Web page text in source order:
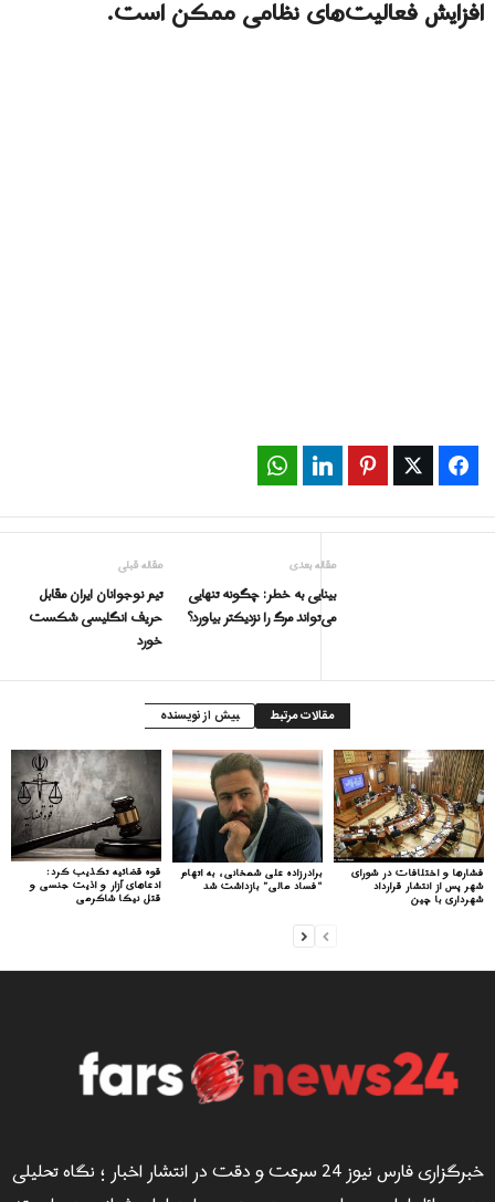
افزایش فعالیت‌های نظامی ممکن است.
Facebook
Twitter
Pinterest
LinkedIn
مقاله قبلی
تیم نوجوانان ایران مقابل
حریف انگلیسی شکست
خورد
مقاله بعدی
بینایی به خطر: چگونه تنهایی
می‌تواند مرگ را نزدیکتر بیاورد؟
مقالات مرتبط بیش از نویسنده
قوه قضائیه تکذیب کرد:
ادعاهای آزار و اذیت جنسی و
قتل نیکا شاکرمی
برادرزاده علی شمخانی، به اتهام
“فساد مالی” بازداشت شد
فشارها و اختلافات در شورای
شهر پس از انتشار قرارداد
شهرداری با چین
خبرگزاری فارس نیوز 24 سرعت و دقت در انتشار اخبار ؛ نگاه تحلیلی